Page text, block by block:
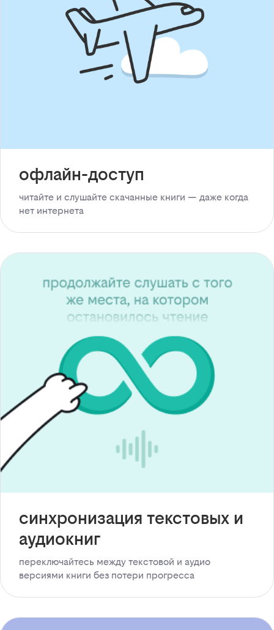
офлайн-доступ
читайте и слушайте скачанные книги — даже когда
нет интернета
синхронизация текстовых и
аудиокниг
переключайтесь между текстовой и аудио
версиями книги без потери прогресса